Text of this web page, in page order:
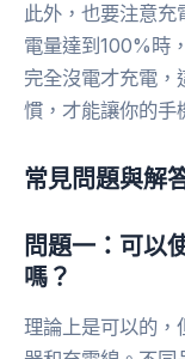
此外，也要注意
電量達到100%時
完全沒電才充電，
慣，才能讓你的手
常見問題與解
問題一：可以
嗎？
理論上是可以的，